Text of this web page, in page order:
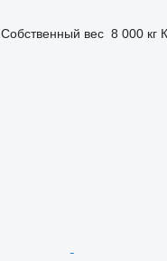
Собственный вес 8 000 кг